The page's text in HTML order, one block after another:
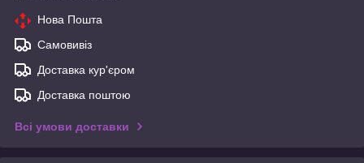
Нова Пошта
Самовивіз
Доставка кур'єром
Доставка поштою
Всі умови доставки